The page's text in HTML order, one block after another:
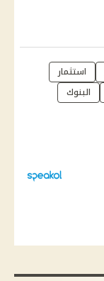
استثمار
البنوك